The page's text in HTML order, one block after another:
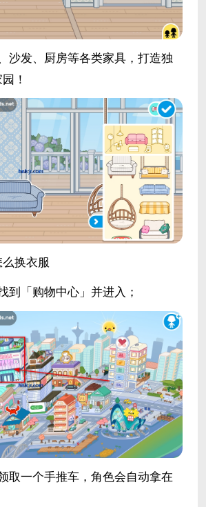
沙发、厨房等各类家具，打造独
！
换衣服
到「购物中心」并进入；
取一个手推车，角色会自动拿在